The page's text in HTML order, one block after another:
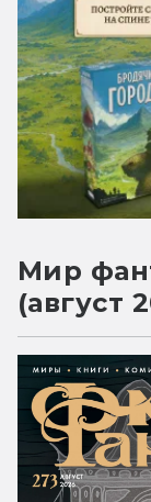
Мир
(август